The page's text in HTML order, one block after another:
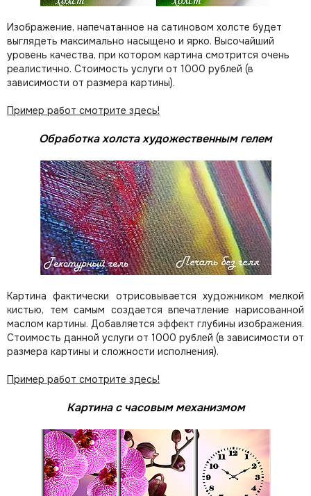
Изображение, напечатанное на сатиновом холсте будет
выглядеть максимально насыщено и ярко. Высочайший
уровень качества, при котором картина смотрится очень
реалистично. Стоимость услуги от 1000 рублей (в
зависимости от размера картины).
Пример работ смотрите здесь!
Обработка холста художественным гелем
Картина фактически отрисовывается художником мелкой
кистью, тем самым создается впечатление нарисованной
маслом картины. Добавляется эффект глубины изображения.
Стоимость данной услуги от 1000 рублей (в зависимости от
размера картины и сложности исполнения).
Пример работ смотрите здесь!
Картина с часовым механизмом